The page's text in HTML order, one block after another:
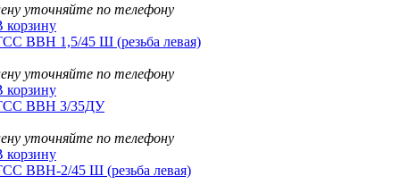
уточняйте по телефону
корзину
ВВН 1,5/45 Ш (резьба левая)
уточняйте по телефону
корзину
ВВН 3/35ДУ
уточняйте по телефону
корзину
ВВН-2/45 Ш (резьба левая)